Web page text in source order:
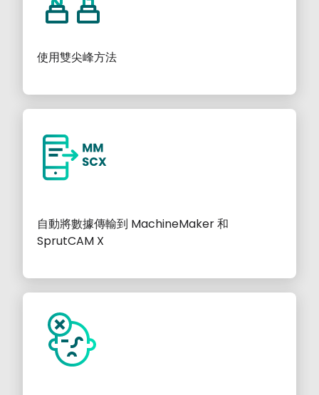
使用雙尖峰方法
自動將數據傳輸到 MachineMaker 和
SprutCAM X